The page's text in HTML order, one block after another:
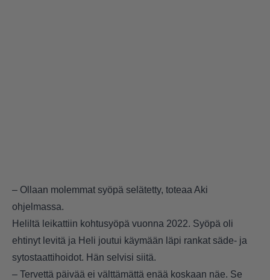
– Ollaan molemmat syöpä selätetty, toteaa Aki
ohjelmassa.
Heliltä leikattiin kohtusyöpä vuonna 2022. Syöpä oli
ehtinyt levitä ja Heli joutui käymään läpi rankat säde- ja
sytostaattihoidot. Hän selvisi siitä.
– Tervettä päivää ei välttämättä enää koskaan näe. Se